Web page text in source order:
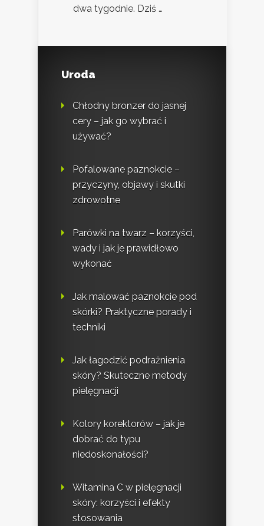
dwa tygodnie. Dziś …
Uroda
Chłodny bronzer do jasnej
cery – jak go wybrać i
używać?
Pofalowane paznokcie –
przyczyny, objawy i skutki
zdrowotne
Parówki na twarz – korzyści,
wady i jak je prawidłowo
wykonać
Jak malować paznokcie pod
skórki? Praktyczne porady i
techniki
Jak łagodzić podrażnienia
skóry? Skuteczne metody
pielęgnacji
Kolory korektorów – jak je
dobrać do typu
niedoskonałości?
Witamina C w pielęgnacji
skóry: korzyści i efekty
stosowania